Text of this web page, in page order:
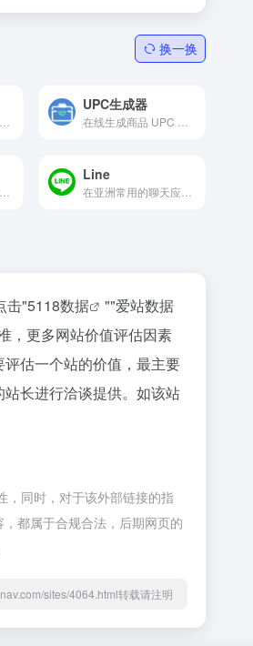
换一换
UPC生成器
Line
击"5118数据 ""爱站数据
，更多网站价值评估因素
估一个站的价值，最主要
长进行洽谈提供。如该站
，同时，对于该外部链接的指
都属于合规合法，后期网页的
sites/4064.html转载请注明